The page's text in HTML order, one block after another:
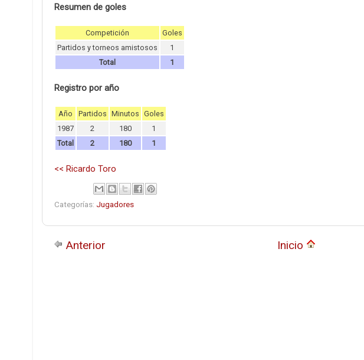
Resumen de goles
Competición
Goles
Partidos y torneos amistosos
1
Total
1
Registro por año
Año Partidos Minutos Goles
1987
2 180
1
Total
2 180 1
<< Ricardo Toro
Categorías: Jugadores
Anterior Inicio